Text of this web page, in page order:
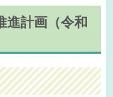
進計画（令和